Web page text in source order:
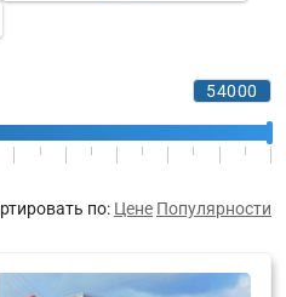
по: Цене Популярности